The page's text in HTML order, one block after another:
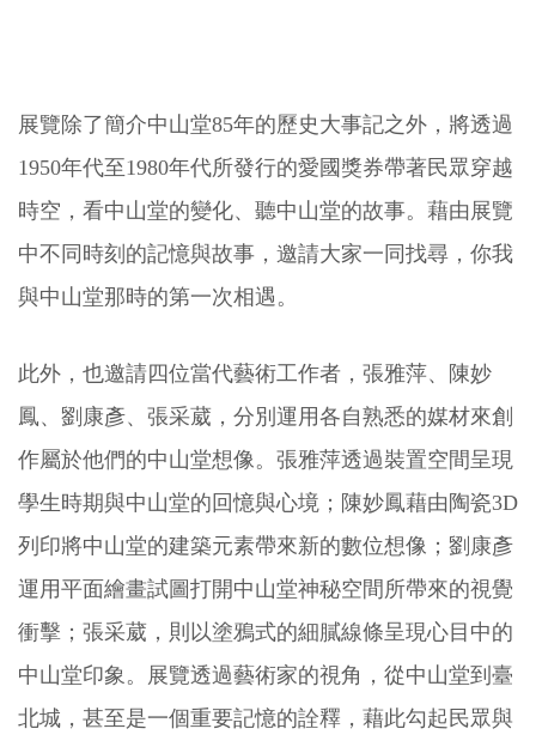
展覽除了簡介中山堂85年的歷史大事記之外，將透過
1950年代至1980年代所發行的愛國獎券帶著民眾穿越
時空，看中山堂的變化、聽中山堂的故事。藉由展覽
中不同時刻的記憶與故事，邀請大家一同找尋，你我
與中山堂那時的第一次相遇。
此外，也邀請四位當代藝術工作者，張雅萍、陳妙
鳳、劉康彥、張采葳，分別運用各自熟悉的媒材來創
作屬於他們的中山堂想像。張雅萍透過裝置空間呈現
學生時期與中山堂的回憶與心境；陳妙鳳藉由陶瓷3D
列印將中山堂的建築元素帶來新的數位想像；劉康彥
運用平面繪畫試圖打開中山堂神秘空間所帶來的視覺
衝擊；張采葳，則以塗鴉式的細膩線條呈現心目中的
中山堂印象。展覽透過藝術家的視角，從中山堂到臺
北城，甚至是一個重要記憶的詮釋，藉此勾起民眾與